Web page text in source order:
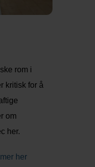
rom i
kritisk for å
om
her.
her